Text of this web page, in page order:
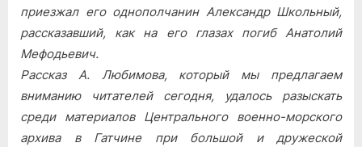
приезжал его однополчанин Александр Школьный,
рассказавший, как на его глазах погиб Анатолий
Мефодьевич.
Рассказ А. Любимова, который мы предлагаем
вниманию читателей сегодня, удалось разыскать
среди материалов Центрального военно-морского
архива в Гатчине при большой и дружеской